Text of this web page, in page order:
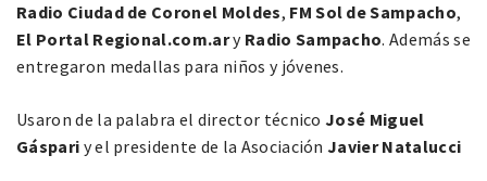
Radio Ciudad de Coronel Moldes, FM Sol de Sampacho,
El Portal Regional.com.ary Radio Sampacho. Además se
entregaron medallas para niños y jóvenes.
Usaron de la palabra el director técnicoJosé Miguel
Gáspari y el presidente de la AsociaciónJavier Natalucci